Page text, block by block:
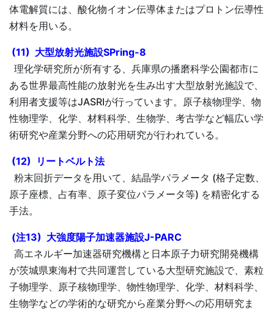
体電解質には、酸化物イオン伝導体またはプロトン伝導性
材料を用いる。
(11) 大型放射光施設SPring-8
理化学研究所が所有する、兵庫県の播磨科学公園都市に
ある世界最高性能の放射光を生み出す大型放射光施設で、
利用者支援等はJASRIが行っています。原子核物理学、物
性物理学、化学、材料科学、生物学、考古学など幅広い学
術研究や産業分野への応用研究が行われている。
(12) リートベルト法
粉末回折データを用いて、結晶学パラメータ (格子定数、
原子座標、占有率、原子変位パラメータ等) を精密化する
手法。
(注13) 大強度陽子加速器施設J-PARC
高エネルギー加速器研究機構と日本原子力研究開発機構
が茨城県東海村で共同運営している大型研究施設で、素粒
子物理学、原子核物理学、物性物理学、化学、材料科学、
生物学などの学術的な研究から産業分野への応用研究ま